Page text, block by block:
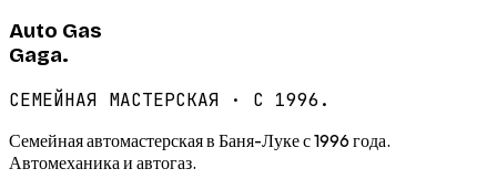
Auto Gas
Gaga.
СЕМЕЙНАЯ МАСТЕРСКАЯ · С 1996.
Семейная автомастерская в Баня-Луке с 1996 года.
Автомеханика и автогаз.